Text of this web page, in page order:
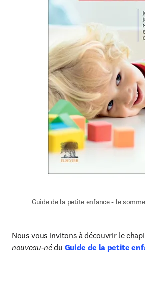
Guide de la petite enfance - le
Nous vous invitons à découvrir le
nouveau-né du Guide de la petite